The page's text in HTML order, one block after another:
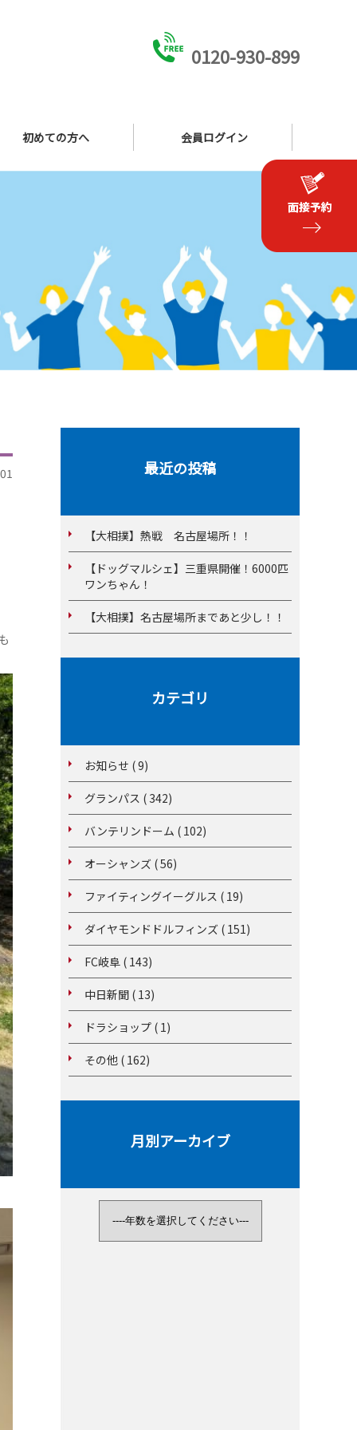
0120-930-899
初めての方へ 会員ログイン
最近の投稿
【大相撲】熱戦 名古屋場所！！
【ドッグマルシェ】三重県開催！6000匹
ワンちゃん！
【大相撲】名古屋場所まであと少し！！
カテゴリ
お知らせ ( 9)
グランパス ( 342)
バンテリンドーム ( 102)
オーシャンズ ( 56)
ファイティングイーグルス ( 19)
ダイヤモンドドルフィンズ ( 151)
FC岐阜 ( 143)
中日新聞 ( 13)
ドラショップ ( 1)
その他 ( 162)
月別アーカイブ